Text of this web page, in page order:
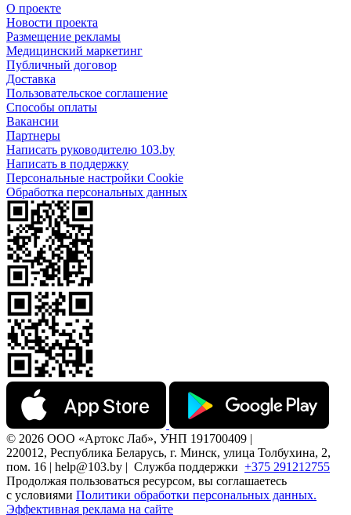
О проекте
Новости проекта
Размещение рекламы
Медицинский маркетинг
Публичный договор
Доставка
Пользовательское соглашение
Способы оплаты
Вакансии
Партнеры
Написать руководителю 103.by
Написать в поддержку
Персональные настройки Cookie
Обработка персональных данных
© 2026 ООО «Артокс Лаб», УНП 191700409 |
220012, Республика Беларусь, г. Минск, улица Толбухина, 2,
пом. 16 | help@103.by | Служба поддержки +375 291212755
Продолжая пользоваться ресурсом, вы соглашаетесь
с условиями Политики обработки персональных данных.
Эффективная реклама на сайте